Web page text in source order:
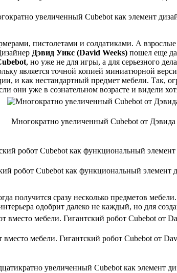
увеличенный Cubebot как элемент
пистолетами и солдатиками. А
Дэвид Уикс (David Weeks) пошел еще
, но уже не для игры, а для серьезного
является точной копией миниатюрной
и как нестандартный предмет мебели. Так,
они уже в сознательном возрасте и видели
Многократно увеличенный Cubebot от Дэвида
робот Cubebot как функциональный элемент
получится сразу несколько предметов
одобрит далеко не каждый, но для
вместо мебели. Гигантский робот Cubebot от